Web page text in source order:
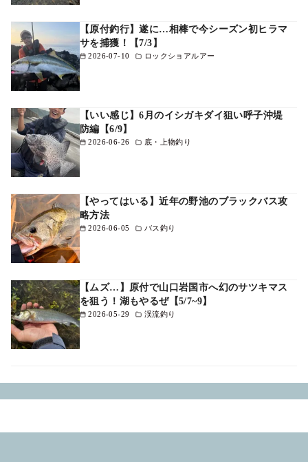
2026-07-10 ロックショアルアー
【原付釣行】遂に…相棒で今シーズン初ヒラマ
サを捕獲！【7/3】
2026-06-26 底・上物釣り
【いい感じ】6月のイシガキダイ狙い呼子沖堤
防編【6/9】
2026-06-05 バス釣り
【やってはいる】近年の野池のブラックバス攻
略方法
2026-05-29 渓流釣り
【ムズ…】原付で山口岩国市へ幻のサツキマス
を狙う！湖もやるぜ【5/7~9】